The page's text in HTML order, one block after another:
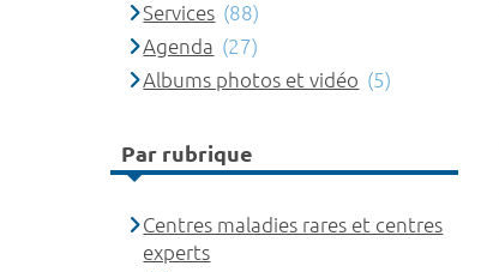
Services (88)
Agenda (27)
Albums photos et vidéo (5)
Par rubrique
Centres maladies rares et centres
experts